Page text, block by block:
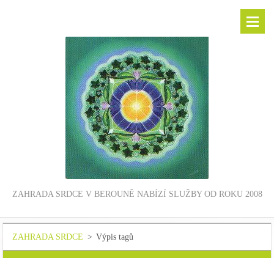
ZAHRADA SRDCE V BEROUNĚ NABÍZÍ SLUŽBY OD ROKU 2008
ZAHRADA SRDCE > Výpis tagů